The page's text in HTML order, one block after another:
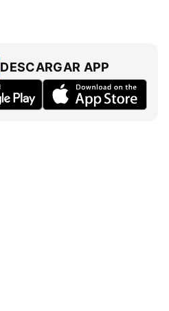
DESCARGAR APP